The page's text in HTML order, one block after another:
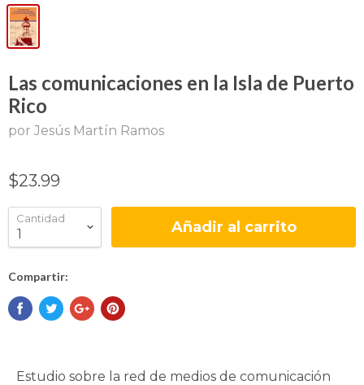
Las comunicaciones en la Isla de Puerto
Rico
por Jesús Martín Ramos
$23.99
Cantidad Añadir al carrito
Compartir:
Estudio sobre la red de medios de comunicación